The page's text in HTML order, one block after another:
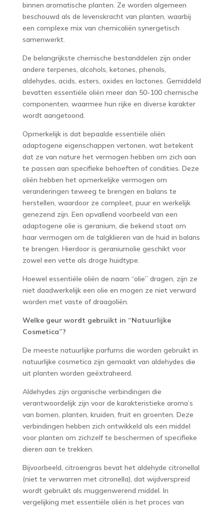
binnen aromatische planten. Ze worden algemeen
beschouwd als de levenskracht van planten, waarbij
een complexe mix van chemicaliën synergetisch
samenwerkt.
De belangrijkste chemische bestanddelen zijn onder
andere terpenes, alcohols, ketones, phenols,
aldehydes, acids, esters, oxides en lactones. Gemiddeld
bevatten essentiële oliën meer dan 50-100 chemische
componenten, waarmee hun rijke en diverse karakter
wordt aangetoond.
Opmerkelijk is dat bepaalde essentiële oliën
adaptogene eigenschappen vertonen, wat betekent
dat ze van nature het vermogen hebben om zich aan
te passen aan specifieke behoeften of condities. Deze
oliën hebben het opmerkelijke vermogen om
veranderingen teweeg te brengen en balans te
herstellen, waardoor ze compleet, puur en werkelijk
genezend zijn. Een opvallend voorbeeld van een
adaptogene olie is geranium, die bekend staat om
haar vermogen om de talgklieren van de huid in balans
te brengen. Hierdoor is geraniumolie geschikt voor
zowel een vette als droge huidtype.
Hoewel essentiële oliën de naam “olie” dragen, zijn ze
niet daadwerkelijk een olie en mogen ze niet verward
worden met vaste of draagoliën.
Welke geur wordt gebruikt in “Natuurlijke
Cosmetica”?
De meeste natuurlijke parfums die worden gebruikt in
natuurlijke cosmetica zijn gemaakt van aldehydes die
uit planten worden geëxtraheerd.
Aldehydes zijn organische verbindingen die
verantwoordelijk zijn voor de karakteristieke aroma’s
van bomen, planten, kruiden, fruit en groenten. Deze
verbindingen hebben zich ontwikkeld als een middel
voor planten om zichzelf te beschermen of specifieke
dieren aan te trekken.
Bijvoorbeeld, citroengras bevat het aldehyde citronellal
(niet te verwarren met citronella), dat wijdverspreid
wordt gebruikt als muggenwerend middel. In
vergelijking met essentiële oliën is het proces van